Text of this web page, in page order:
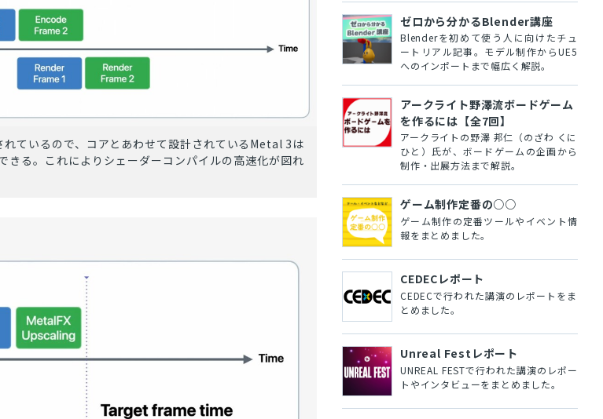
ているので、コアとあわせて設計されているMetal 3は
きる。これによりシェーダーコンパイルの高速化が図れ
ゼロから分かるBlender講座
Blenderを初めて使う人に向けたチュ
ートリアル記事。モデル制作からUE5
へのインポートまで幅広く解説。
アークライト野澤流ボードゲーム
を作るには【全7回】
アークライトの野澤 邦仁（のざわ くに
ひと）氏が、ボードゲームの企画から
制作・出展方法まで解説。
ゲーム制作定番の○○
ゲーム制作の定番ツールやイベント情
報をまとめました。
CEDECレポート
CEDECで行われた講演のレポートをま
とめました。
Unreal Festレポート
UNREAL FESTで行われた講演のレポー
トやインタビューをまとめました。